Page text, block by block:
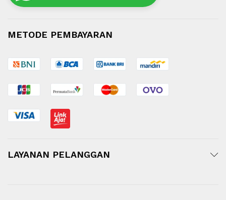
METODE PEMBAYARAN
LAYANAN PELANGGAN